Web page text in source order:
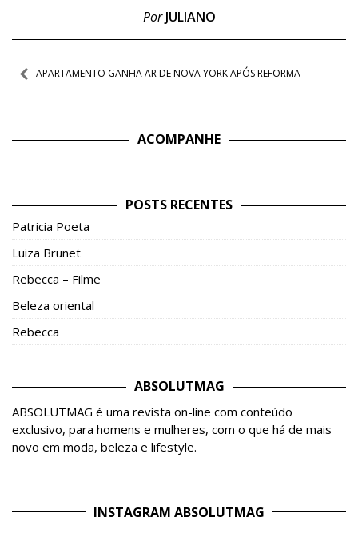
PorJULIANO
Navegação
APARTAMENTO GANHA AR DE NOVA YORK APÓS REFORMA
ACOMPANHE
POSTS RECENTES
Patricia Poeta
Luiza Brunet
Rebecca – Filme
Beleza oriental
Rebecca
ABSOLUTMAG
ABSOLUTMAG é uma revista on-line com conteúdo
exclusivo, para homens e mulheres, com o que há de mais
novo em moda, beleza e lifestyle.
INSTAGRAM ABSOLUTMAG